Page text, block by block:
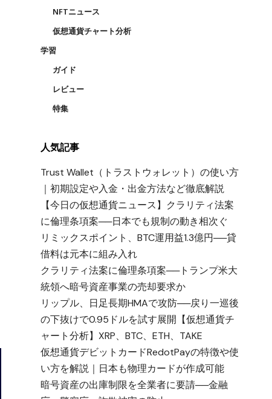
NFTニュース
仮想通貨チャート分析
学習
ガイド
レビュー
特集
人気記事
Trust Wallet（トラストウォレット）の使い方
｜初期設定や入金・出金方法など徹底解説
【今日の仮想通貨ニュース】クラリティ法案
に倫理条項案──日本でも規制の動き相次ぐ
リミックスポイント、BTC運用益1.3億円──貸
借料は元本に組み入れ
クラリティ法案に倫理条項案──トランプ米大
統領へ暗号資産事業の売却要求か
リップル、日足長期HMAで攻防──戻り一巡後
の下抜けで0.95ドルを試す展開【仮想通貨チ
ャート分析】XRP、BTC、ETH、TAKE
仮想通貨デビットカードRedotPayの特徴や使
い方を解説｜日本も物理カードが作成可能
暗号資産の出庫制限を全業者に要請──金融